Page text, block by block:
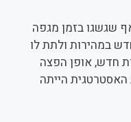
שגשגו בזמן מגפה
במהירות ולתת לו
חדש, אופן הפצה
הייתה